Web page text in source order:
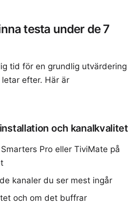
testa under de 7
tid för en grundlig utvärdering
efter. Här är
och kanalkvalitet
Pro eller TiviMate på
kanaler du ser mest ingår
och om det buffrar